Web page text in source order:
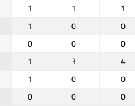
1 1 1
1 0 0
0 0 0
1 3 4
1 0 0
0 0 0